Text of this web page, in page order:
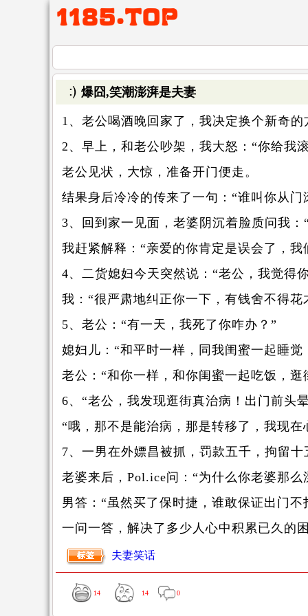
爆囧,笑潮澎湃是夫妻
1、老公喝酒晚回家了，我决定换个新奇
2、早上，和老公吵架，我大怒：“你给我
老公见状，大惊，准备开门便走。
结果身后冷冷的传来了一句：“谁叫你从门
3、回到家一见面，老婆阴沉着脸质问我
我赶紧解释：“亲爱的你肯定是误会了，我
4、二货媳妇今天突然说：“老公，我觉得
我：“很严肃地纠正你一下，有钱舍不得
5、老公：“有一天，我死了你咋办？”
媳妇儿：“和平时一样，同我闺蜜一起睡
老公：“和你一样，和你闺蜜一起吃饭，逛
6、“老公，我发现逛街真治病！出门前头
“哦，那不是能治病，那是转移了，我现
7、一男在外嫖昌被抓，罚款五千，拘留
老婆来后，Pol.ice问：“为什么你老婆那么
男答：“虽然买了保时捷，谁敢保证出门不
一问一答，解决了多少人心中积累已久的
夫妻笑话
14 14 0